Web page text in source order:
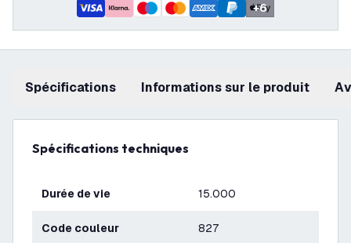
+6
Spécifications Informations sur le produit
Spécifications techniques
Durée de vie 15.000
Code couleur 827